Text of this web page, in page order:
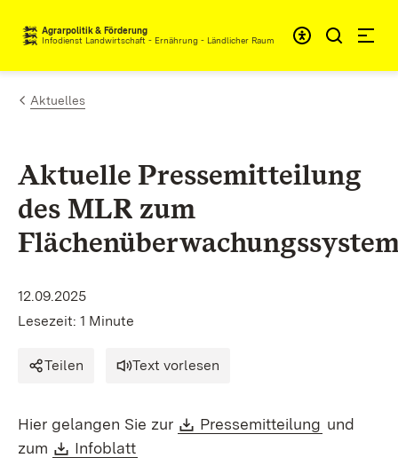
Zum Inhalt springen
Agrarpolitik & Förderung
Infodienst Landwirtschaft - Ernährung - Ländlicher Raum
Aktuelles
Aktuelle Pressemitteilung
des MLR zum
12.09.2025
Lesezeit: 1 Minute
Teilen Text vorlesen
Hier gelangen Sie zur Download:
Pressemitteilung (Öffnet in
und
zum
Download:
Infoblatt